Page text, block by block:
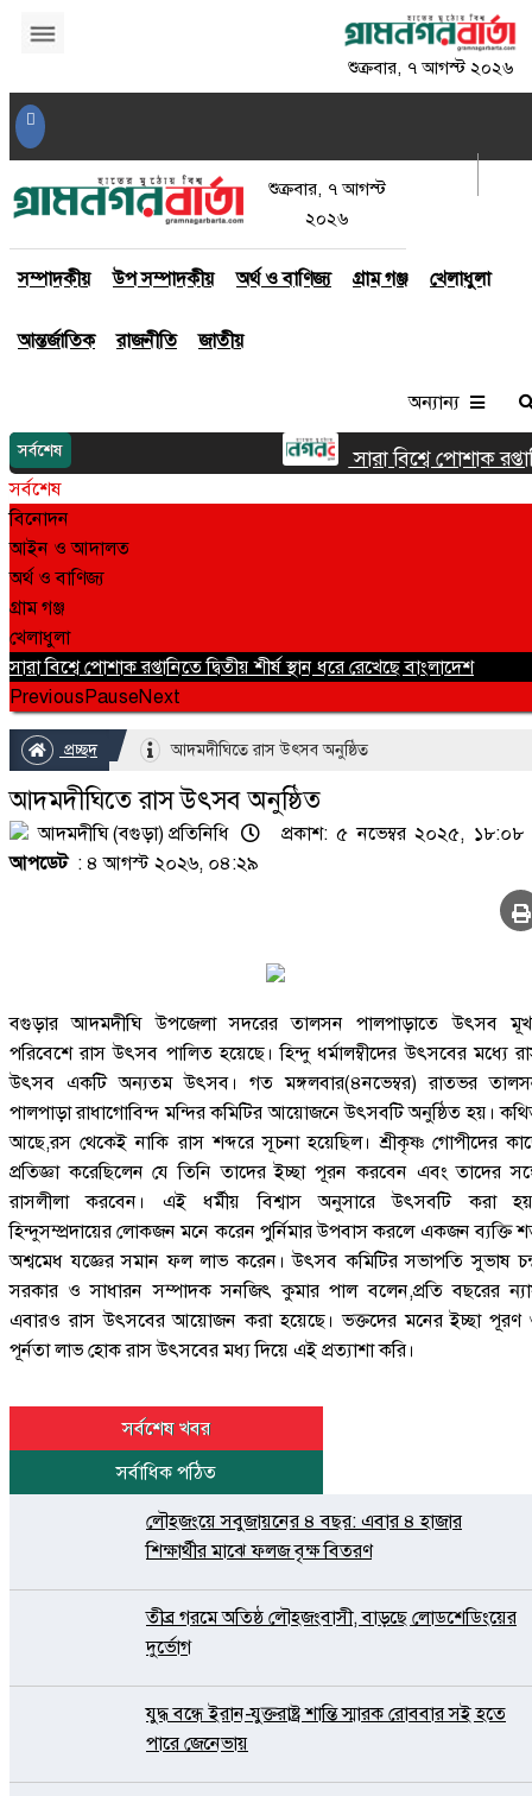
শুক্রবার, ৭ আগস্ট ২০২৬
শুক্রবার, ৭ আগস্ট
২০২৬
সম্পাদকীয় উপ সম্পাদকীয় অর্থ ও বাণিজ্য গ্রাম গঞ্জ খেলাধুলা
আন্তর্জাতিক রাজনীতি জাতীয়
অন্যান্য
সর্বশেষ সারা বিশ্বে পোশাক
সর্বশেষ
বিনোদন
আইন ও আদালত
অর্থ ও বাণিজ্য
গ্রাম গঞ্জ
খেলাধুলা
সারা বিশ্বে পোশাক রপ্তানিতে দ্বিতীয় শীর্ষ স্থান ধরে রেখেছে বাংলাদেশ
PreviousPauseNext
প্রচ্ছদ আদমদীঘিতে রাস উৎসব অনুষ্ঠিত
আদমদীঘিতে রাস উৎসব অনুষ্ঠিত
আদমদীঘি (বগুড়া) প্রতিনিধি
প্রকাশ: ৫ নভেম্বর ২০২৫,
আপডেট: ৪ আগস্ট ২০২৬, ০৪:২৯
বগুড়ার আদমদীঘি উপজেলা সদরের তালসন পালপাড়াতে উৎসব
পরিবেশে রাস উৎসব পালিত হয়েছে। হিন্দু ধর্মালম্বীদের উৎসবের মধ্যে
উৎসব একটি অন্যতম উৎসব। গত মঙ্গলবার(৪নভেম্বর) রাতভর
পালপাড়া রাধাগোবিন্দ মন্দির কমিটির আয়োজনে উৎসবটি অনুষ্ঠিত হয়।
আছে,রস থেকেই নাকি রাস শব্দরে সূচনা হয়েছিল। শ্রীকৃষ্ণ গোপীদের
প্রতিজ্ঞা করেছিলেন যে তিনি তাদের ইচ্ছা পূরন করবেন এবং তাদের
রাসলীলা করবেন। এই ধর্মীয় বিশ্বাস অনুসারে উৎসবটি করা
হিন্দুসম্প্রদায়ের লোকজন মনে করেন পুর্নিমার উপবাস করলে একজন ব্যক্তি
অশ্বমেধ যজ্ঞের সমান ফল লাভ করেন। উৎসব কমিটির সভাপতি সুভাষ
সরকার ও সাধারন সম্পাদক সনজিৎ কুমার পাল বলেন,প্রতি বছরের
এবারও রাস উৎসবের আয়োজন করা হয়েছে। ভক্তদের মনের ইচ্ছা পূরণ
পূর্নতা লাভ হোক রাস উৎসবের মধ্য দিয়ে এই প্রত্যাশা করি।
সর্বশেষ খবর
সর্বাধিক পঠিত
লৌহজংয়ে সবুজায়নের ৪ বছর: এবার ৪ হাজার
শিক্ষার্থীর মাঝে ফলজ বৃক্ষ বিতরণ
তীব্র গরমে অতিষ্ঠ লৌহজংবাসী, বাড়ছে লোডশেডিংয়ের
দুর্ভোগ
যুদ্ধ বন্ধে ইরান-যুক্তরাষ্ট্র শান্তি স্মারক রোববার সই হতে
পারে জেনেভায়